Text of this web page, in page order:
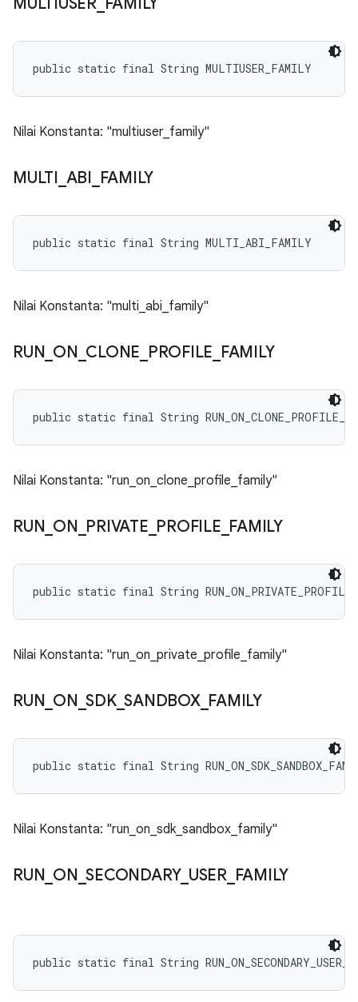
public static final String MULTIUSER_FAMILY
Nilai Konstanta: "multiuser_family"
MULTI ABI FAMILY
public static final String MULTI_ABI_FAMILY
Nilai Konstanta: "multi_abi_family"
RUN ON CLONE PROFILE FAMILY
public static final String
Nilai Konstanta: "run_on_clone_profile_family"
RUN ON PRIVATE PROFILE FAMILY
public static final String
Nilai Konstanta: "run_on_private_profile_family"
RUN ON _SDK_SANDBOX_ FAMILY
public static final String
Nilai Konstanta: "run_on_sdk_sandbox_family"
RUN ON _SECONDARY_ USER_ FAMILY
public static final String